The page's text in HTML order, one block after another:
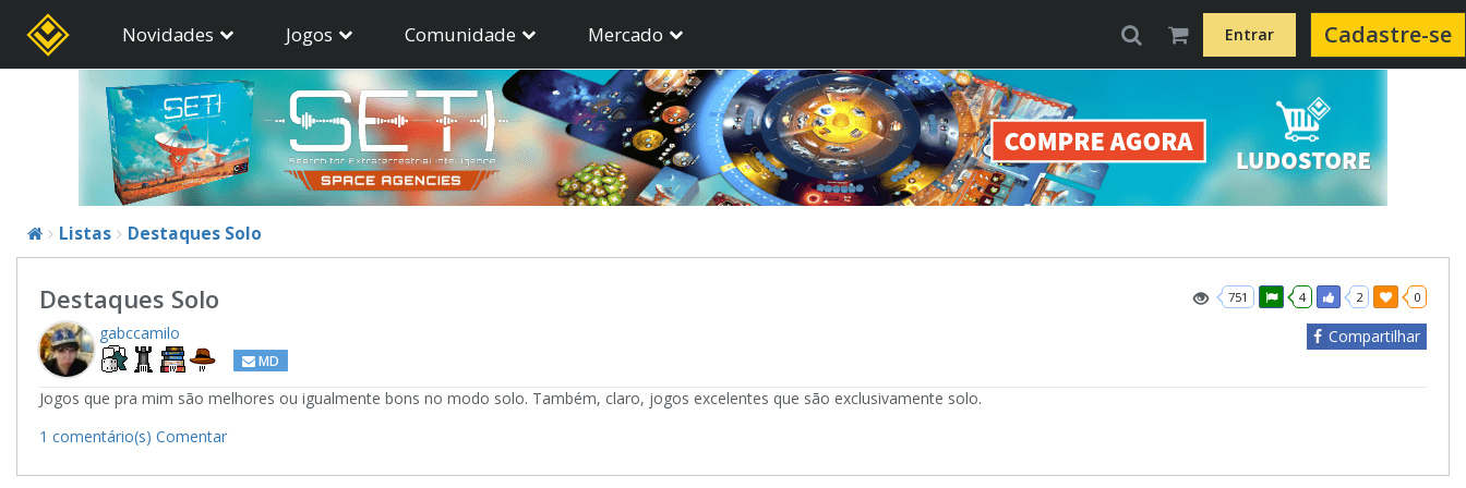
Novidades Jogos Comunidade Mercado Entrar Cadastre-se
Listas Destaques Solo
751 4 2 0
Compartilhar
Destaques Solo
gabccamilo
MD
Jogos que pra mim são melhores ou igualmente bons no modo solo. Também, claro, jogos excelentes que são exclusivamente solo.
1 comentário(s) Comentar